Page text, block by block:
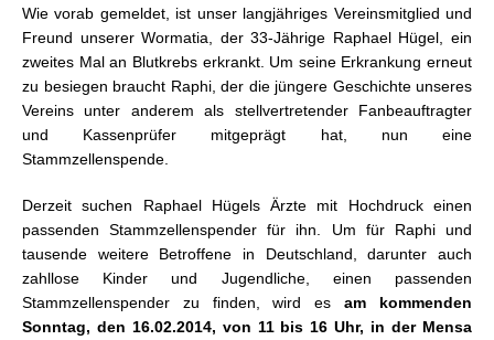
Wie vorab gemeldet, ist unser langjähriges Vereinsmitglied und
Freund unserer Wormatia, der 33-Jährige Raphael Hügel, ein
zweites Mal an Blutkrebs erkrankt. Um seine Erkrankung erneut
zu besiegen braucht Raphi, der die jüngere Geschichte unseres
Vereins unter anderem als stellvertretender Fanbeauftragter
und Kassenprüfer mitgeprägt hat, nun eine
Stammzellenspende.
Derzeit suchen Raphael Hügels Ärzte mit Hochdruck einen
passenden Stammzellenspender für ihn. Um für Raphi und
tausende weitere Betroffene in Deutschland, darunter auch
zahllose Kinder und Jugendliche, einen passenden
Stammzellenspender zu finden, wird esam kommenden
Sonntag, den 16.02.2014, von 11 bis 16 Uhr, in der Mensa